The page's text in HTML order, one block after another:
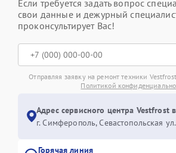
Если требуется задать вопрос
свои данные и дежурный
проконсультирует Вас!
Отправляя заявку на ремонт техники
Политикой
Адрес сервисного центра Vestfrost
г. Симферополь, Севастопольская
Горячая линия